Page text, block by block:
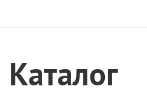
Каталог